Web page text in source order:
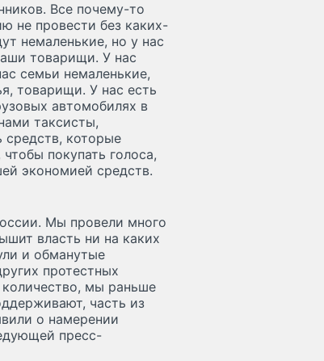
Все почему-то
не провести без каких-
немаленькие, но у нас
товарищи. У нас
семьи немаленькие,
товарищи. У нас есть
автомобилях в
таксисты,
средств, которые
покупать голоса,
экономией средств.
Мы провели много
власть ни на каких
и обманутые
протестных
мы раньше
часть из
о намерении
пресс-